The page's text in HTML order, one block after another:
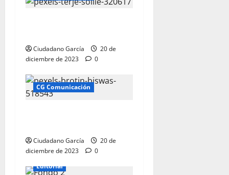
Ciudadano García
20 de
diciembre de 2023
0
CG Comunicación
Ciudadano García
20 de
diciembre de 2023
0
CG Comunicación
Editorial